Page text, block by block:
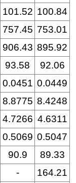
101.52 100.84
757.45 753.01
906.43 895.92
93.58
92.06
0.0451 0.0449
8.8775 8.4248
4.7266 4.6311
0.5069 0.5047
90.9
89.33
-
164.21